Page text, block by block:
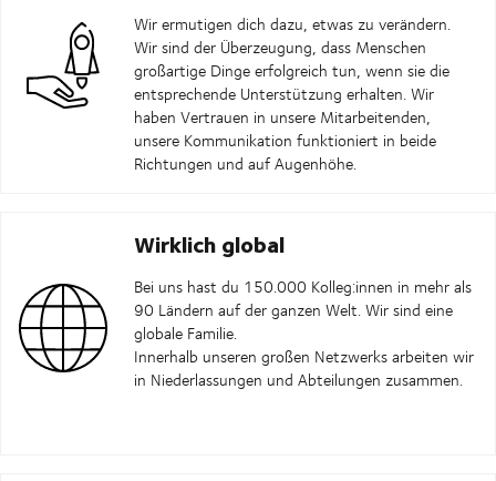
Wir ermutigen dich dazu, etwas zu verändern.
Wir sind der Überzeugung, dass Menschen
großartige Dinge erfolgreich tun, wenn sie die
entsprechende Unterstützung erhalten. Wir
haben Vertrauen in unsere Mitarbeitenden,
unsere Kommunikation funktioniert in beide
Richtungen und auf Augenhöhe.
Wirklich global
Bei uns hast du 150.000 Kolleg:innen in mehr als
90 Ländern auf der ganzen Welt. Wir sind eine
globale Familie.
Innerhalb unseren großen Netzwerks arbeiten wir
in Niederlassungen und Abteilungen zusammen.